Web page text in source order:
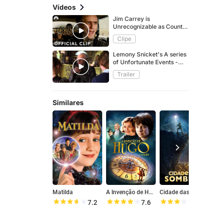
Vídeos
Jim Carrey is
Unrecognizable as Count
Olaf!
Clipe
Lemony Snicket's A series
of Unfortunate Events -
Trailer
Trailer
Similares
Matilda
7.2
A Invenção de Hugo Cabret
7.6